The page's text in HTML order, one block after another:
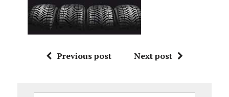
Previous post Next post